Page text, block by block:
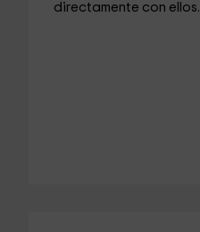
directamente con ellos.